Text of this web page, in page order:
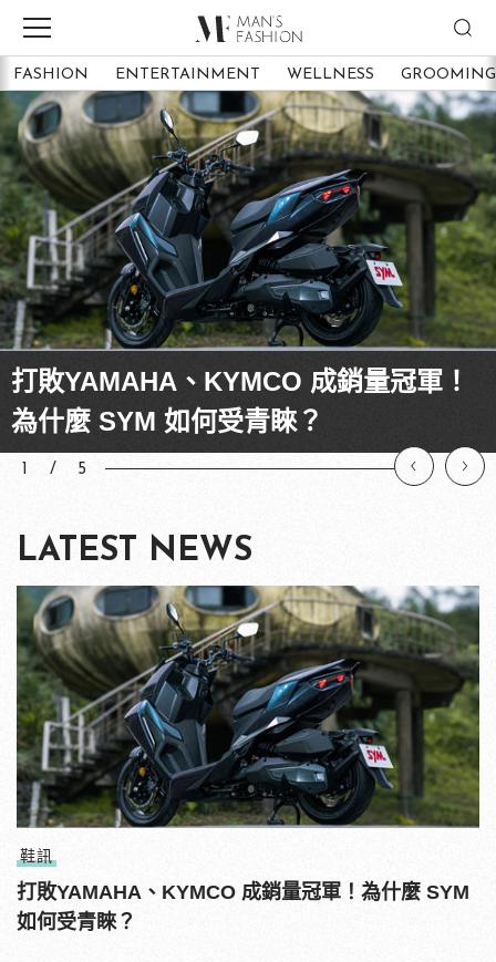
FASHION ENTERTAINMENT WELLNESS GROOMING
打敗YAMAHA、KYMCO 成銷量冠軍！
為什麼 SYM 如何受青睞？
New Jeans見面會搶先唱跳新歌
〈ETA〉，網：歌曲不一樣！
MAZDA CX-3 MAZDA CX-5 全新到港
即刻體驗超值安全科技 MAZDA6 同步推
出「智選禮馭」方案 自由選擇專屬禮遇
已超越諾蘭版？羅伯版蝙蝠俠首周票房
超越《開戰時刻》！
跟著名人學穿搭！朴敘俊的5種「西裝造
型」提案，簡單技巧變型男！
1 / 5
LATEST NEWS
鞋訊
打敗YAMAHA、KYMCO 成銷量冠軍！為什麼 SYM
如何受青睞？